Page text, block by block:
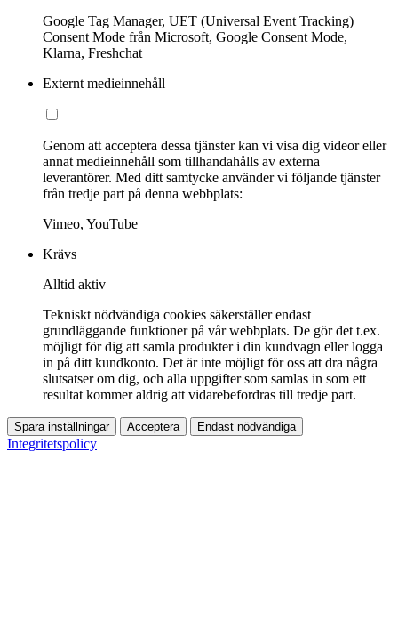
Google Tag Manager, UET (Universal Event Tracking)
Consent Mode från Microsoft, Google Consent Mode,
Klarna, Freshchat
Externt medieinnehåll
Genom att acceptera dessa tjänster kan vi visa dig videor eller
annat medieinnehåll som tillhandahålls av externa
leverantörer. Med ditt samtycke använder vi följande tjänster
från tredje part på denna webbplats:
Vimeo, YouTube
Krävs
Alltid aktiv
Tekniskt nödvändiga cookies säkerställer endast
grundläggande funktioner på vår webbplats. De gör det t.ex.
möjligt för dig att samla produkter i din kundvagn eller logga
in på ditt kundkonto. Det är inte möjligt för oss att dra några
slutsatser om dig, och alla uppgifter som samlas in som ett
resultat kommer aldrig att vidarebefordras till tredje part.
Spara inställningar Acceptera Endast nödvändiga
Integritetspolicy